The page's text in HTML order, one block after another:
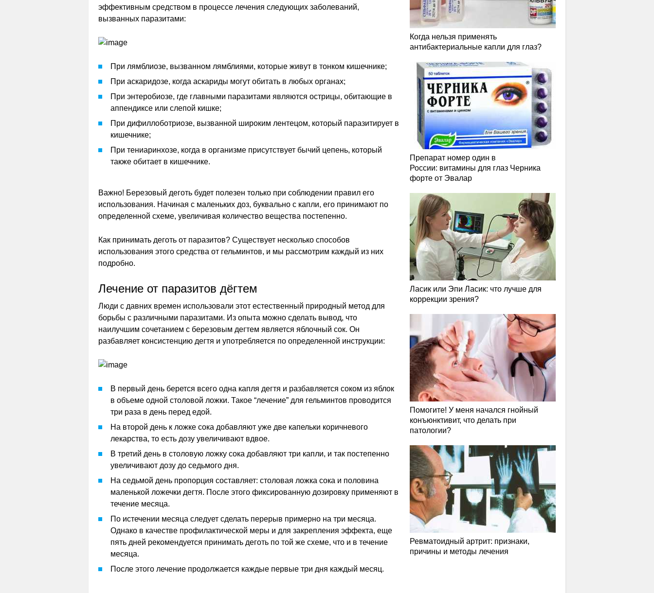
эффективным средством в процессе лечения следующих заболеваний,
вызванных паразитами:
При лямблиозе, вызванном лямблиями, которые живут в тонком кишечнике;
При аскаридозе, когда аскариды могут обитать в любых органах;
При энтеробиозе, где главными паразитами являются острицы, обитающие в
аппендиксе или слепой кишке;
При дифиллоботриозе, вызванной широким лентецом, который паразитирует в
кишечнике;
При тениаринхозе, когда в организме присутствует бычий цепень, который
также обитает в кишечнике.
Важно! Березовый деготь будет полезен только при соблюдении правил его
использования. Начиная с маленьких доз, буквально с капли, его принимают по
определенной схеме, увеличивая количество вещества постепенно.
Как принимать деготь от паразитов? Существует несколько способов
использования этого средства от гельминтов, и мы рассмотрим каждый из них
подробно.
Лечение от паразитов дёгтем
Люди с давних времен использовали этот естественный природный метод для
борьбы с различными паразитами. Из опыта можно сделать вывод, что
наилучшим сочетанием с березовым дегтем является яблочный сок. Он
разбавляет консистенцию дегтя и употребляется по определенной инструкции:
В первый день берется всего одна капля дегтя и разбавляется соком из яблок
в объеме одной столовой ложки. Такое “лечение” для гельминтов проводится
три раза в день перед едой.
На второй день к ложке сока добавляют уже две капельки коричневого
лекарства, то есть дозу увеличивают вдвое.
В третий день в столовую ложку сока добавляют три капли, и так постепенно
увеличивают дозу до седьмого дня.
На седьмой день пропорция составляет: столовая ложка сока и половина
маленькой ложечки дегтя. После этого фиксированную дозировку применяют в
течение месяца.
По истечении месяца следует сделать перерыв примерно на три месяца.
Однако в качестве профилактической меры и для закрепления эффекта, еще
пять дней рекомендуется принимать деготь по той же схеме, что и в течение
месяца.
После этого лечение продолжается каждые первые три дня каждый месяц.
Когда нельзя применять
антибактериальные капли для глаз?
Препарат номер один в
России: витамины для глаз Черника
форте от Эвалар
Ласик или Эпи Ласик: что лучше для
коррекции зрения?
Помогите! У меня начался гнойный
конъюнктивит, что делать при
патологии?
Ревматоидный артрит: признаки,
причины и методы лечения